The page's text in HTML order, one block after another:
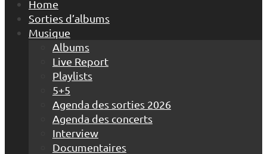
Home
Sorties d’albums
Musique
Albums
Live Report
Playlists
5+5
Agenda des sorties 2026
Agenda des concerts
Interview
Documentaires